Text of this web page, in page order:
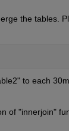
the tables.
to each
of "innerjoin"